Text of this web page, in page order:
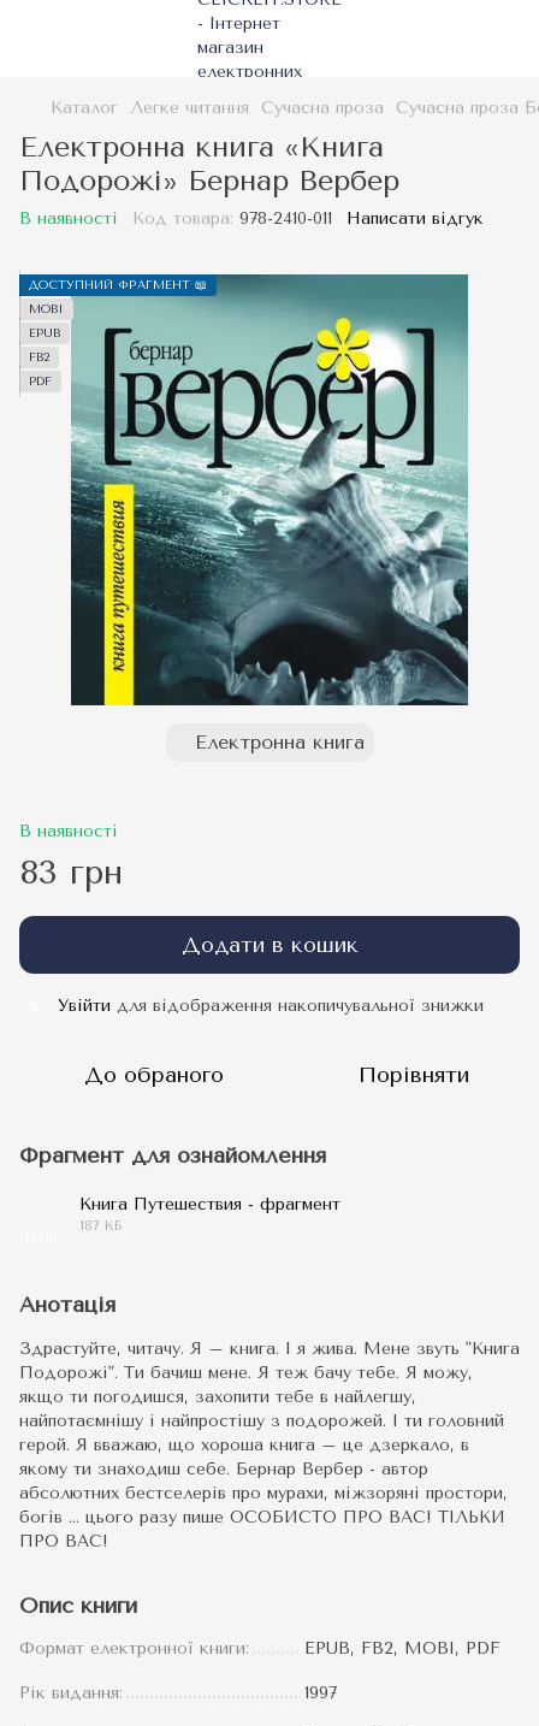
Каталог Легке читання Сучасна проза Сучасна проза
Електронна книга «Книга
Подорожі» Бернар Вербер
В наявності Код товара: 978-2410-011 Написати відгук
ДОСТУПНИЙ ФРАГМЕНТ 📖
MOBI
EPUB
FB2
PDF
Електронна книга
В наявності
83 грн
Додати в кошик
Увійти для відображення накопичувальної знижки
До обраного Порівняти
Фрагмент для ознайомлення
Книга Путешествия - фрагмент
187 КБ
Анотація
Здрастуйте, читачу. Я – книга. І я жива. Мене звуть "Книга
Подорожі". Ти бачиш мене. Я теж бачу тебе. Я можу,
якщо ти погодишся, захопити тебе в найлегшу,
найпотаємнішу і найпростішу з подорожей. І ти головний
герой. Я вважаю, що хороша книга – це дзеркало, в
якому ти знаходиш себе. Бернар Вербер - автор
абсолютних бестселерів про мурахи, міжзоряні простори,
богів ... цього разу пише ОСОБИСТО ПРО ВАС! ТІЛЬКИ
ПРО ВАС!
Опис книги
Формат електронної книги: EPUB, FB2, MOBI, PDF
Рік видання: 1997